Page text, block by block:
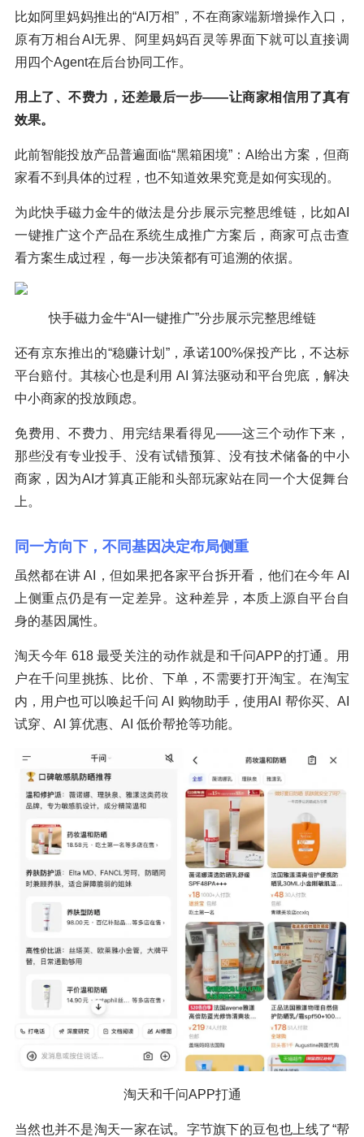
比如阿里妈妈推出的“AI万相”，不在商家端新增操作入口，
原有万相台AI无界、阿里妈妈百灵等界面下就可以直接调
用四个Agent在后台协同工作。
用上了、不费力，还差最后一步——让商家相信用了真有
效果。
此前智能投放产品普遍面临“黑箱困境”：AI给出方案，但商
家看不到具体的过程，也不知道效果究竟是如何实现的。
为此快手磁力金牛的做法是分步展示完整思维链，比如AI
一键推广这个产品在系统生成推广方案后，商家可点击查
看方案生成过程，每一步决策都有可追溯的依据。
快手磁力金牛“AI一键推广”分步展示完整思维链
还有京东推出的“稳赚计划”，承诺100%保投产比，不达标
平台赔付。其核心也是利用 AI 算法驱动和平台兜底，解决
中小商家的投放顾虑。
免费用、不费力、用完结果看得见——这三个动作下来，
那些没有专业投手、没有试错预算、没有技术储备的中小
商家，因为AI才算真正能和头部玩家站在同一个大促舞台
上。
同一方向下，不同基因决定布局侧重
虽然都在讲 AI，但如果把各家平台拆开看，他们在今年 AI
上侧重点仍是有一定差异。这种差异，本质上源自平台自
身的基因属性。
淘天今年 618 最受关注的动作就是和千问APP的打通。用
户在千问里挑拣、比价、下单，不需要打开淘宝。在淘宝
内，用户也可以唤起千问 AI 购物助手，使用AI 帮你买、AI
试穿、AI 算优惠、AI 低价帮抢等功能。
淘天和千问APP打通
当然也并不是淘天一家在试。字节旗下的豆包也上线了“帮